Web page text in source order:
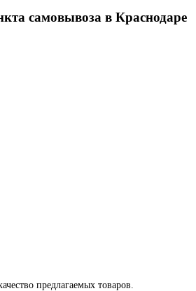
самовывоза в Краснодаре
предлагаемых товаров.